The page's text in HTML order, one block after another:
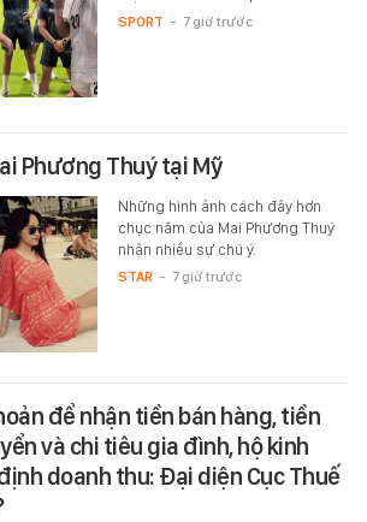
SPORT - 7 giờ trước
Phương Thuý tại Mỹ
Những hình ảnh cách đây hơn
chục năm của Mai Phương Thuý
nhận nhiều sự chú ý.
STAR - 7 giờ trước
để nhận tiền bán hàng, tiền
và chi tiêu gia đình, hộ kinh
doanh thu: Đại diện Cục Thuế